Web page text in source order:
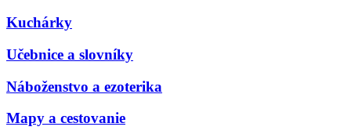
Kuchárky
Učebnice a slovníky
Náboženstvo a ezoterika
Mapy a cestovanie